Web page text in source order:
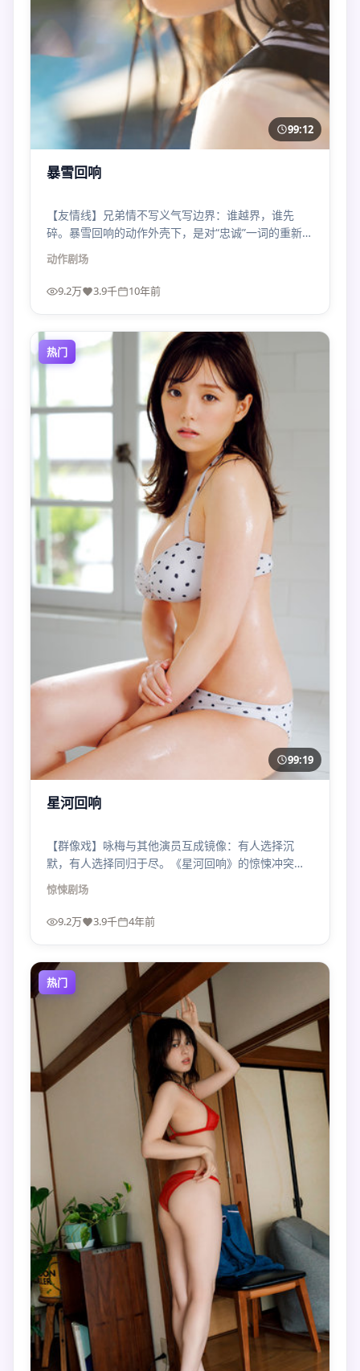
99:12
暴雪回响
【友情线】兄弟情不写义气写边界：谁越界，谁先
碎。暴雪回响的动作外壳下，是对“忠诚”一词的重新拆
解。
动作剧场
9.2万 3.9千 10年前
热门
99:19
星河回响
【群像戏】咏梅与其他演员互成镜像：有人选择沉
默，有人选择同归于尽。《星河回响》的惊悚冲突不
是拳脚，而是价值观对撞。
惊悚剧场
9.2万 3.9千 4年前
热门